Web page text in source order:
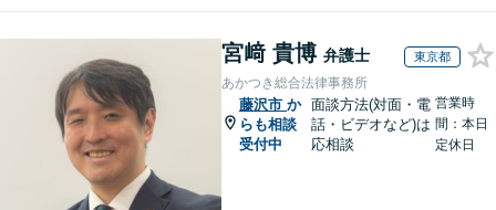
宮﨑 貴博 弁護士 東京都
あかつき総合法律事務所
藤沢市 か
らも相談
受付中
面談方法(対面・電
話・ビデオなど)は
応相談
営業時
間：本日
定休日